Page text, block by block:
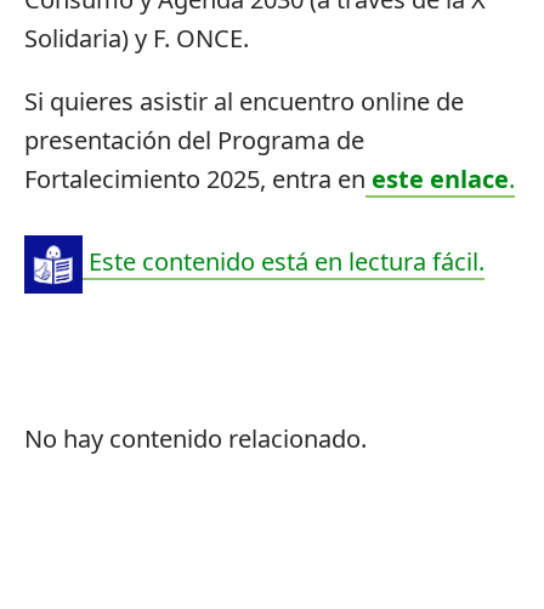
Solidaria) y F. ONCE.
Si quieres asistir al encuentro online de
presentación del Programa de
Fortalecimiento 2025, entra en este enlace.
Este contenido está en lectura fácil.
No hay contenido relacionado.